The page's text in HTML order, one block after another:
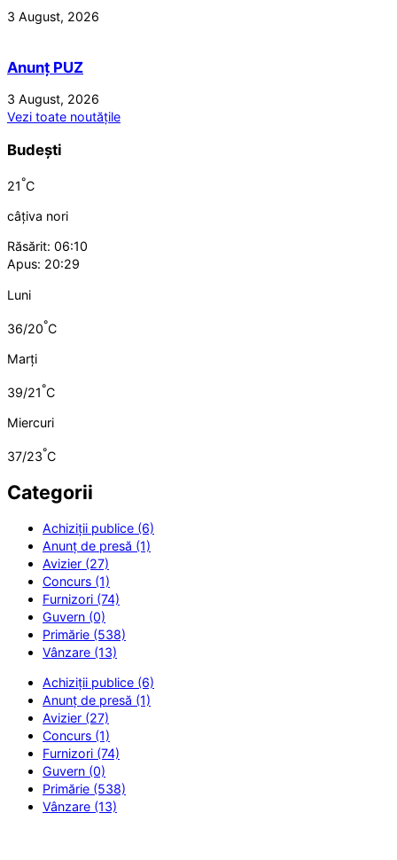
3 August, 2026
Anunț PUZ
3 August, 2026
Vezi toate noutățile
Budești
21°C
câțiva nori
Răsărit: 06:10
Apus: 20:29
Luni
36/20°C
Marți
39/21°C
Miercuri
37/23°C
Categorii
Achiziții publice (6)
Anunț de presă (1)
Avizier (27)
Concurs (1)
Furnizori (74)
Guvern (0)
Primărie (538)
Vânzare (13)
Achiziții publice (6)
Anunț de presă (1)
Avizier (27)
Concurs (1)
Furnizori (74)
Guvern (0)
Primărie (538)
Vânzare (13)